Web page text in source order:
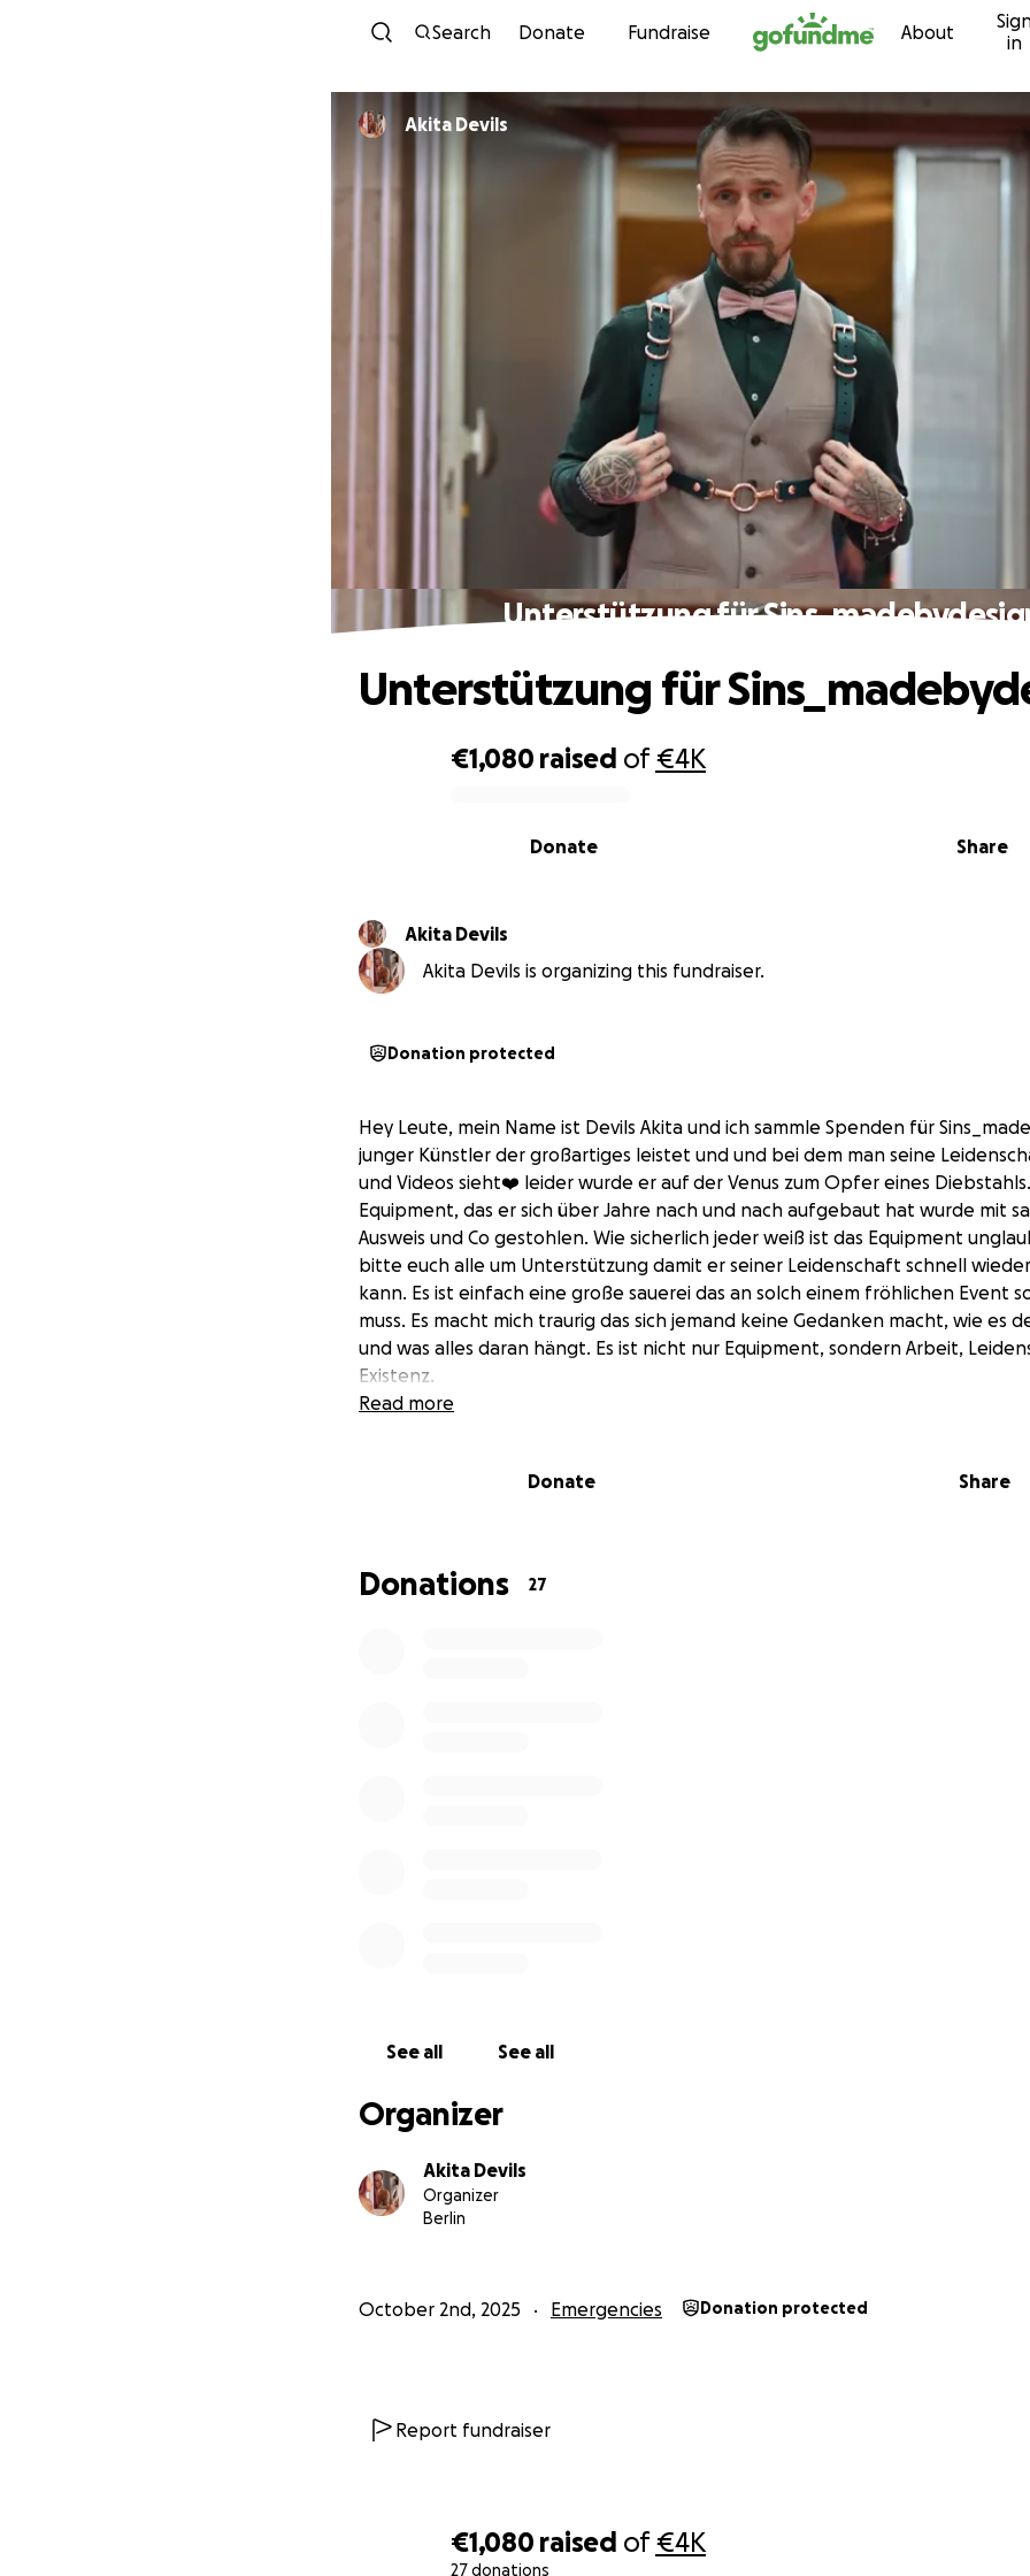
Skip to content
Search Donate Fundraise About
in
€1,080 raised of€4K
27 donations
Akita Devils
Unterstützung für
€1,080 raised of€4K
Share
Donate
Unterstützung für
Akita Devils
Akita Devils is organizing this fundraiser.
Donation protected
Hey Leute, mein Name ist Devils Akita und ich sammle Spenden für
junger Künstler der großartiges leistet und und bei dem man seine
und Videos sieht❤️ leider wurde er auf der Venus zum Opfer eines
Equipment, das er sich über Jahre nach und nach aufgebaut hat wurde mit
Ausweis und Co gestohlen. Wie sicherlich jeder weiß ist das Equipment
bitte euch alle um Unterstützung damit er seiner Leidenschaft schnell
kann. Es ist einfach eine große sauerei das an solch einem fröhlichen Event
muss. Es macht mich traurig das sich jemand keine Gedanken macht, wie es
und was alles daran hängt. Es ist nicht nur Equipment, sondern Arbeit,
Existenz.
Zeigen wir diesem Mistkerl das wir eine große Familie sind und uns
Read more
Donate Share
Donations 27
See all See all
Organizer
Akita Devils
Organizer
Berlin
October 2nd, 2025 Emergencies Donation protected
Report fundraiser